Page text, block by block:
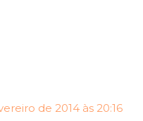
de 2014 às 20:16